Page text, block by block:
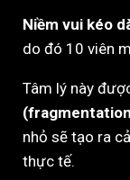
Niềm vui kéo
do đó 10 viên
Tâm lý này
nhỏ sẽ tạo ra
thực tế.